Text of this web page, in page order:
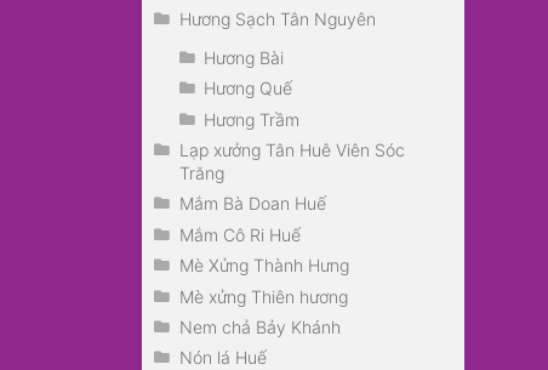
Hương Sạch Tân Nguyên
Hương Bài
Hương Quế
Hương Trầm
Lạp xưởng Tân Huê Viên Sóc
Trăng
Mắm Bà Doan Huế
Mắm Cô Ri Huế
Mè Xửng Thành Hưng
Mè xửng Thiên hương
Nem chả Bảy Khánh
Nón lá Huế